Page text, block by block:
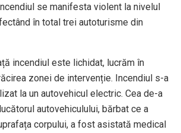
se manifesta violent la nivelul
în total trei autoturisme din
incendiul este lichidat, lucrăm în
zonei de intervenție. Incendiul s-a
la un autovehicul electric. Cea de-a
autovehiculului, bărbat ce a
corpului, a fost asistată medical